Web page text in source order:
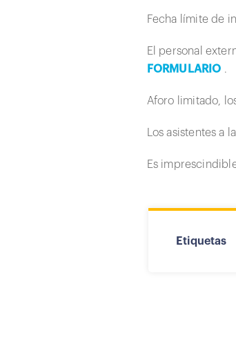
Fecha límite de
El personal
FORMULARIO .
Aforo limitado,
Los asistentes
Es
Etiquetas